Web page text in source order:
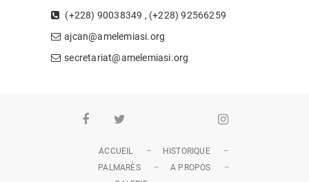
(+228) 90038349 , (+228) 92566259
ajcan@amelemiasi.org
secretariat@amelemiasi.org
Facebook WhatsappInstagram
ACCUEIL
HISTORIQUE
PALMARÈS
A PROPOS